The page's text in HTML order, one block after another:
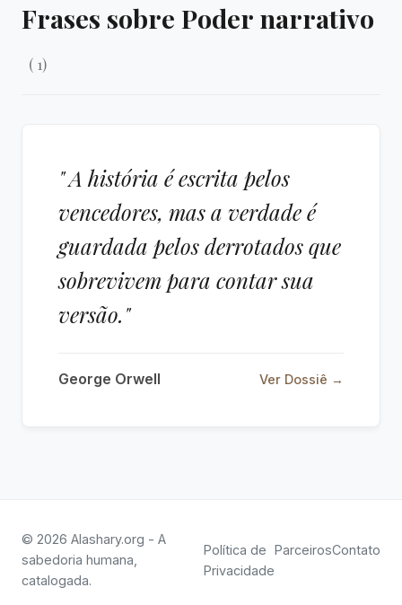
Frases sobre Poder narrativo
( 1)
" A história é escrita pelos
vencedores, mas a verdade é
guardada pelos derrotados que
sobrevivem para contar sua
versão."
George Orwell Ver Dossiê →
© 2026 Alashary.org - A
sabedoria humana,
catalogada.
Política de
Privacidade
ParceirosContato